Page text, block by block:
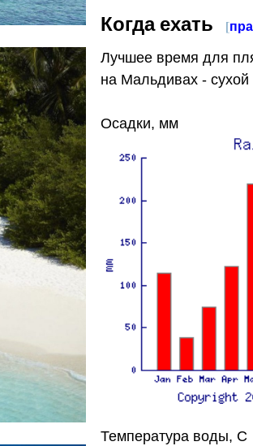
Когда ехать [
Лучшее время для
на Мальдивах - сухой
Осадки, мм
Температура воды, C